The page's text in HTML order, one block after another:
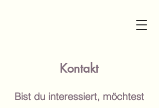
Kontakt
Bist du interessiert, möchtest